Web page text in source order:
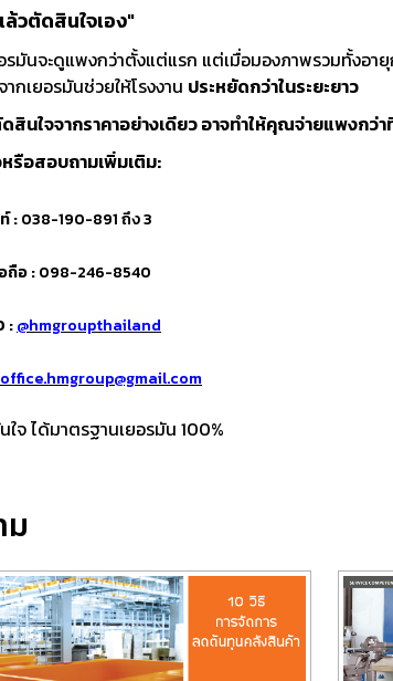
วตัดสินใจเอง"
รมันจะดูแพงกว่าตั้งแต่แรก แต่เมื่อมองภาพรวมทั้งอา
กเยอรมันช่วยให้โรงงาน ประหยัดกว่าในระยะยาว
ดสินใจจากราคาอย่างเดียว อาจทำให้คุณจ่ายแพง
รือสอบถามเพิ่มเติม:
:038-190-891 ถึง 3
ถือ :098-246-8540
:@hmgroupthailand
office.hmgroup@gmail.com
จ ได้มาตรฐานเยอรมัน 100%
ม